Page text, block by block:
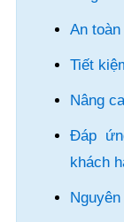
An
Tiết
Nâng
Đáp
khách